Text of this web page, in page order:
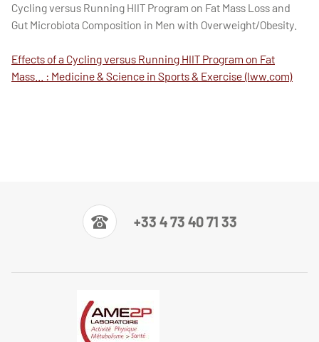
Cycling versus Running HIIT Program on Fat Mass Loss and
Gut Microbiota Composition in Men with Overweight/Obesity.
Effects of a Cycling versus Running HIIT Program on Fat
Mass... : Medicine & Science in Sports & Exercise (lww.com)
+33 4 73 40 71 33